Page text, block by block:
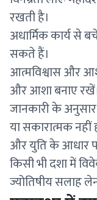
रखती है।
अधार्मिक कार्य से
सकते हैं।
आत्मविश्वास और
और आशा बनाए
जानकारी के
या सकारात्मक नहीं
और युति के आधार
किसी भी दशा में
ज्योतिषीय सलाह